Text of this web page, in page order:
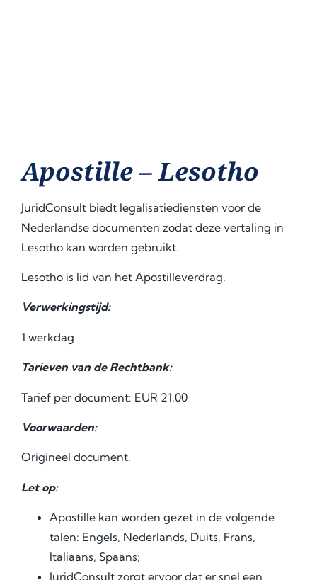
Apostille – Lesotho
JuridConsult biedt legalisatiediensten voor de
Nederlandse documenten zodat deze vertaling in
Lesotho kan worden gebruikt.
Lesotho is lid van het Apostilleverdrag.
Verwerkingstijd:
1 werkdag
Tarieven van de Rechtbank:
Tarief per document: EUR 21,00
Voorwaarden:
Origineel document.
Let op:
Apostille kan worden gezet in de volgende
talen: Engels, Nederlands, Duits, Frans,
Italiaans, Spaans;
JuridConsult zorgt ervoor dat er snel een